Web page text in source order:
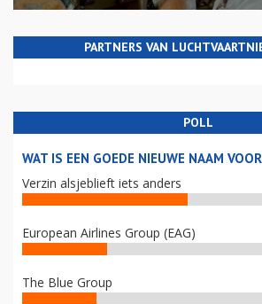
PARTNERS VAN
POLL
WAT IS EEN GOEDE NIEUWE NAAM
Verzin alsjeblieft iets anders
European Airlines Group (EAG)
The Blue Group